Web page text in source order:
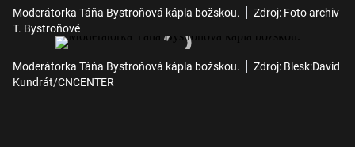
Moderátorka Táňa Bystroňová kápla božskou.
Zdroj: Foto archiv
T. Bystroňové
Moderátorka Táňa Bystroňová kápla božskou.
Zdroj: Blesk:David
Kundrát/CNCENTER